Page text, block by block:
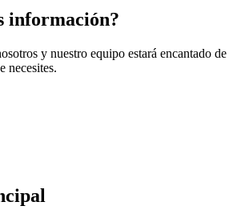
información?
y nuestro equipo estará encantado de
necesites.